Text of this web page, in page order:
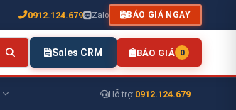
0912.124.679 Zalo BÁO GIÁ NGAY
Sales CRM BÁO GIÁ 0
Hỗ trợ:0912.124.679